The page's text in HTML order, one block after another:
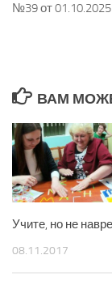
№39 от 01.10.2025
ВАМ
Учите, но не
08.11.2017